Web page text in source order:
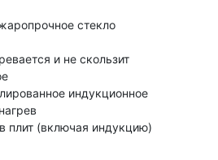
стекло
и не скользит
индукционное
плит (включая индукцию)